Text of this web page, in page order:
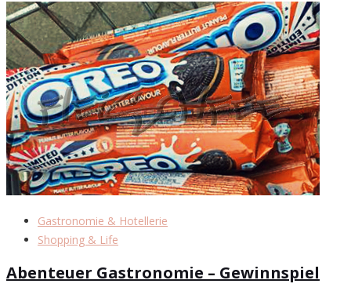
Gastronomie & Hotellerie
Shopping & Life
Abenteuer Gastronomie – Gewinnspiel